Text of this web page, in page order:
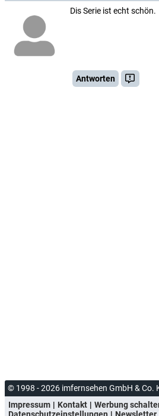
Dis Serie ist echt schön.
Antworten
© 1998 - 2026 imfernsehen GmbH & Co.
Impressum
Kontakt Werbung